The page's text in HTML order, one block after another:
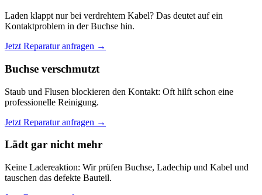
Laden klappt nur bei verdrehtem Kabel? Das deutet auf ein
Kontaktproblem in der Buchse hin.
Jetzt Reparatur anfragen →
Buchse verschmutzt
Staub und Flusen blockieren den Kontakt: Oft hilft schon eine
professionelle Reinigung.
Jetzt Reparatur anfragen →
Lädt gar nicht mehr
Keine Ladereaktion: Wir prüfen Buchse, Ladechip und Kabel und
tauschen das defekte Bauteil.